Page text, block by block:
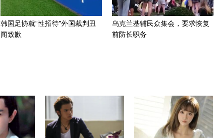
韩国足协就“性招待”外国裁判丑
闻致歉
乌克兰基辅民众集会，要求恢复
前防长职务